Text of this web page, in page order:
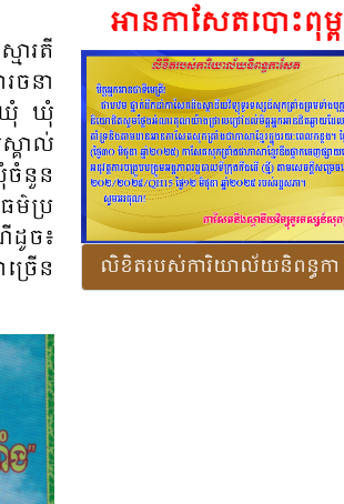
ារតី​
ចនា
ឃុំ ឃុំ
គាល់​
ចំនួន​
ម៌ប្រ​
ដូច៖
រើន
អានកាសែតបោះពុម្ព